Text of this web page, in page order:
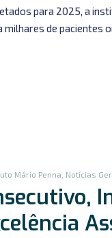
para 2025, a
milhares de
Mário Penna Notícias